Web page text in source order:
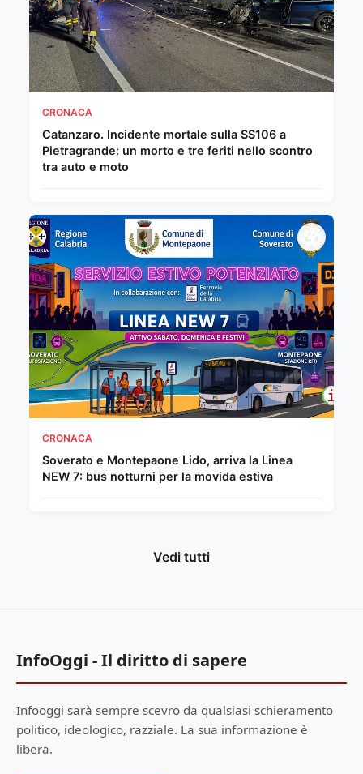
CRONACA
Catanzaro. Incidente mortale sulla SS106 a
Pietragrande: un morto e tre feriti nello scontro
tra auto e moto
CRONACA
Soverato e Montepaone Lido, arriva la Linea
NEW 7: bus notturni per la movida estiva
Vedi tutti
InfoOggi - Il diritto di sapere
Infooggi sarà sempre scevro da qualsiasi schieramento
politico, ideologico, razziale. La sua informazione è
libera.